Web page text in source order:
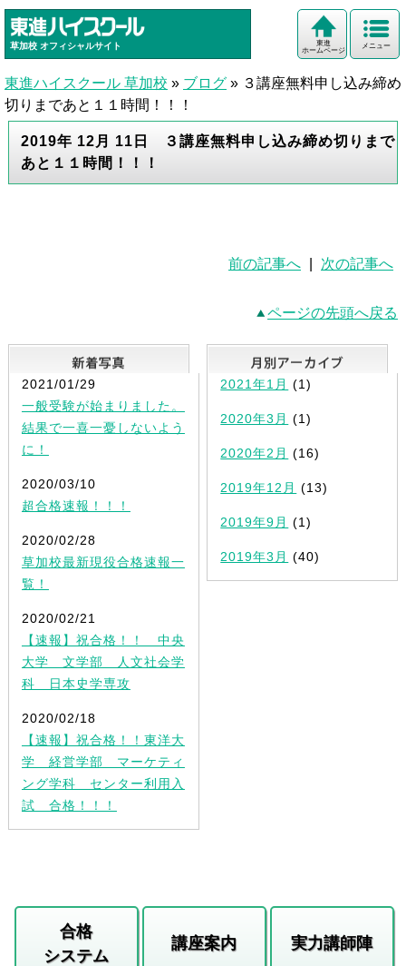
草加校 オフィシャルサイト メニュー
東進
ホームページ
東進ハイスクール 草加校 » ブログ » ３講座無料申し込み締め
切りまであと１１時間！！！
2019年 12月 11日 ３講座無料申し込み締め切りまで
あと１１時間！！！
前の記事へ 次の記事へ
ページの先頭へ戻る
新着写真
2021/01/29
一般受験が始まりました。
結果で一喜一憂しないよう
に！
2020/03/10
超合格速報！！！
2020/02/28
草加校最新現役合格速報一
覧！
2020/02/21
【速報】祝合格！！ 中央
大学 文学部 人文社会学
科 日本史学専攻
2020/02/18
【速報】祝合格！！東洋大
学 経営学部 マーケティ
ング学科 センター利用入
試 合格！！！
2021年1月 (1)
2020年3月 (1)
2020年2月 (16)
2019年12月 (13)
2019年9月 (1)
2019年3月 (40)
合格
システム
講座案内 実力講師陣